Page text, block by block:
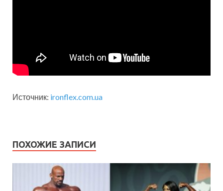
Источник: ironflex.com.ua
ПОХОЖИЕ ЗАПИСИ